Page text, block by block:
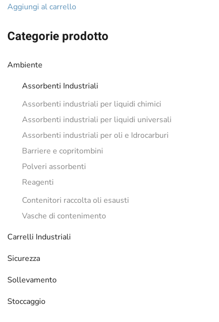
Categorie prodotto
Ambiente
Assorbenti Industriali
Assorbenti industriali per liquidi chimici
Assorbenti industriali per liquidi universali
Assorbenti industriali per oli e Idrocarburi
Barriere e copritombini
Polveri assorbenti
Reagenti
Contenitori raccolta oli esausti
Vasche di contenimento
Carrelli Industriali
Sicurezza
Sollevamento
Stoccaggio
originaleattuale
Aggiungi al carrello